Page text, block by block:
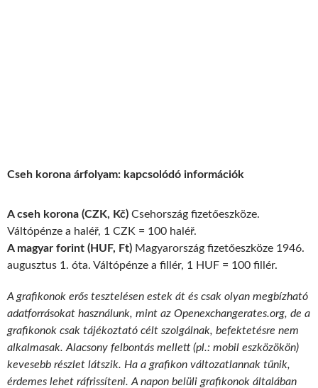
Cseh korona árfolyam: kapcsolódó információk
A cseh korona (CZK, Kč) Csehország fizetőeszköze.
Váltópénze a haléř, 1 CZK = 100 haléř.
A magyar forint (HUF, Ft) Magyarország fizetőeszköze 1946.
augusztus 1. óta. Váltópénze a fillér, 1 HUF = 100 fillér.
A grafikonok erős tesztelésen estek át és csak olyan megbízható
adatforrásokat használunk, mint az Openexchangerates.org, de a
grafikonok csak tájékoztató célt szolgálnak, befektetésre nem
alkalmasak. Alacsony felbontás mellett (pl.: mobil eszközökön)
kevesebb részlet látszik. Ha a grafikon változatlannak tűnik,
érdemes lehet ráfrissíteni. A napon belüli grafikonok általában